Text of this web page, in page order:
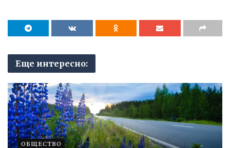
Еще интересно:
ОБЩЕСТВО